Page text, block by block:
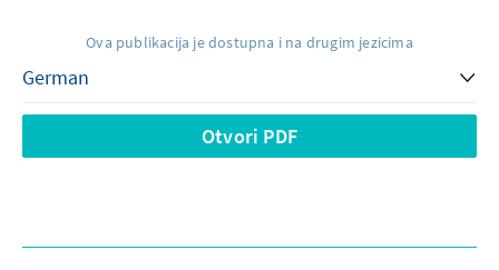
Ova publikacija je dostupna i na drugim jezicima
Otvori PDF